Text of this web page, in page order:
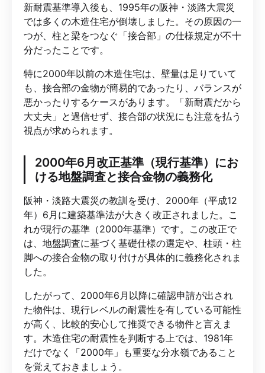
新耐震基準導入後も、1995年の阪神・淡路大震災
では多くの木造住宅が倒壊しました。その原因の一
つが、柱と梁をつなぐ「接合部」の仕様規定が不十
分だったことです。
特に2000年以前の木造住宅は、壁量は足りていて
も、接合部の金物が簡易的であったり、バランスが
悪かったりするケースがあります。「新耐震だから
大丈夫」と過信せず、接合部の状況にも注意を払う
視点が求められます。
2000年6月改正基準（現行基準）にお
ける地盤調査と接合金物の義務化
阪神・淡路大震災の教訓を受け、2000年（平成12
年）6月に建築基準法が大きく改正されました。こ
れが現行の基準（2000年基準）です。この改正で
は、地盤調査に基づく基礎仕様の選定や、柱頭・柱
脚への接合金物の取り付けが具体的に義務化されま
した。
したがって、2000年6月以降に確認申請が出され
た物件は、現行レベルの耐震性を有している可能性
が高く、比較的安心して推奨できる物件と言えま
す。木造住宅の耐震性を判断する上では、1981年
だけでなく「2000年」も重要な分水嶺であること
を覚えておきましょう。